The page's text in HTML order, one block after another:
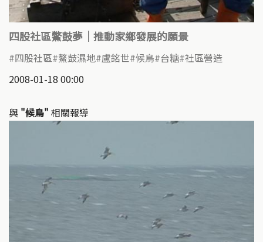
四股社區鱉鼓夢｜推動家鄉發展的願景
四股社區 鰲鼓濕地 盧銘世 候鳥 台糖 社區營造
2008-01-18 00:00
與 "候鳥" 相關報導